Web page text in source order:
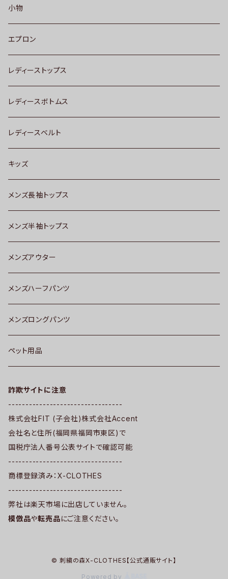
小物
エプロン
レディーストップス
レディースボトムス
レディースベルト
キッズ
メンズ長袖トップス
メンズ半袖トップス
メンズアウター
メンズハーフパンツ
メンズロングパンツ
ペット用品
詐欺サイトに注意
---------------------------------
株式会社FIT (子会社)株式会社Accent
会社名と住所(福岡県福岡市東区)で
国税庁法人番号公表サイトで確認可能
---------------------------------
商標登録済み：X-CLOTHES
---------------------------------
弊社は楽天市場に出店していません。
模倣品や転売品にご注意ください。
© 刺繍の森X-CLOTHES【公式通販サイト】
Powered by